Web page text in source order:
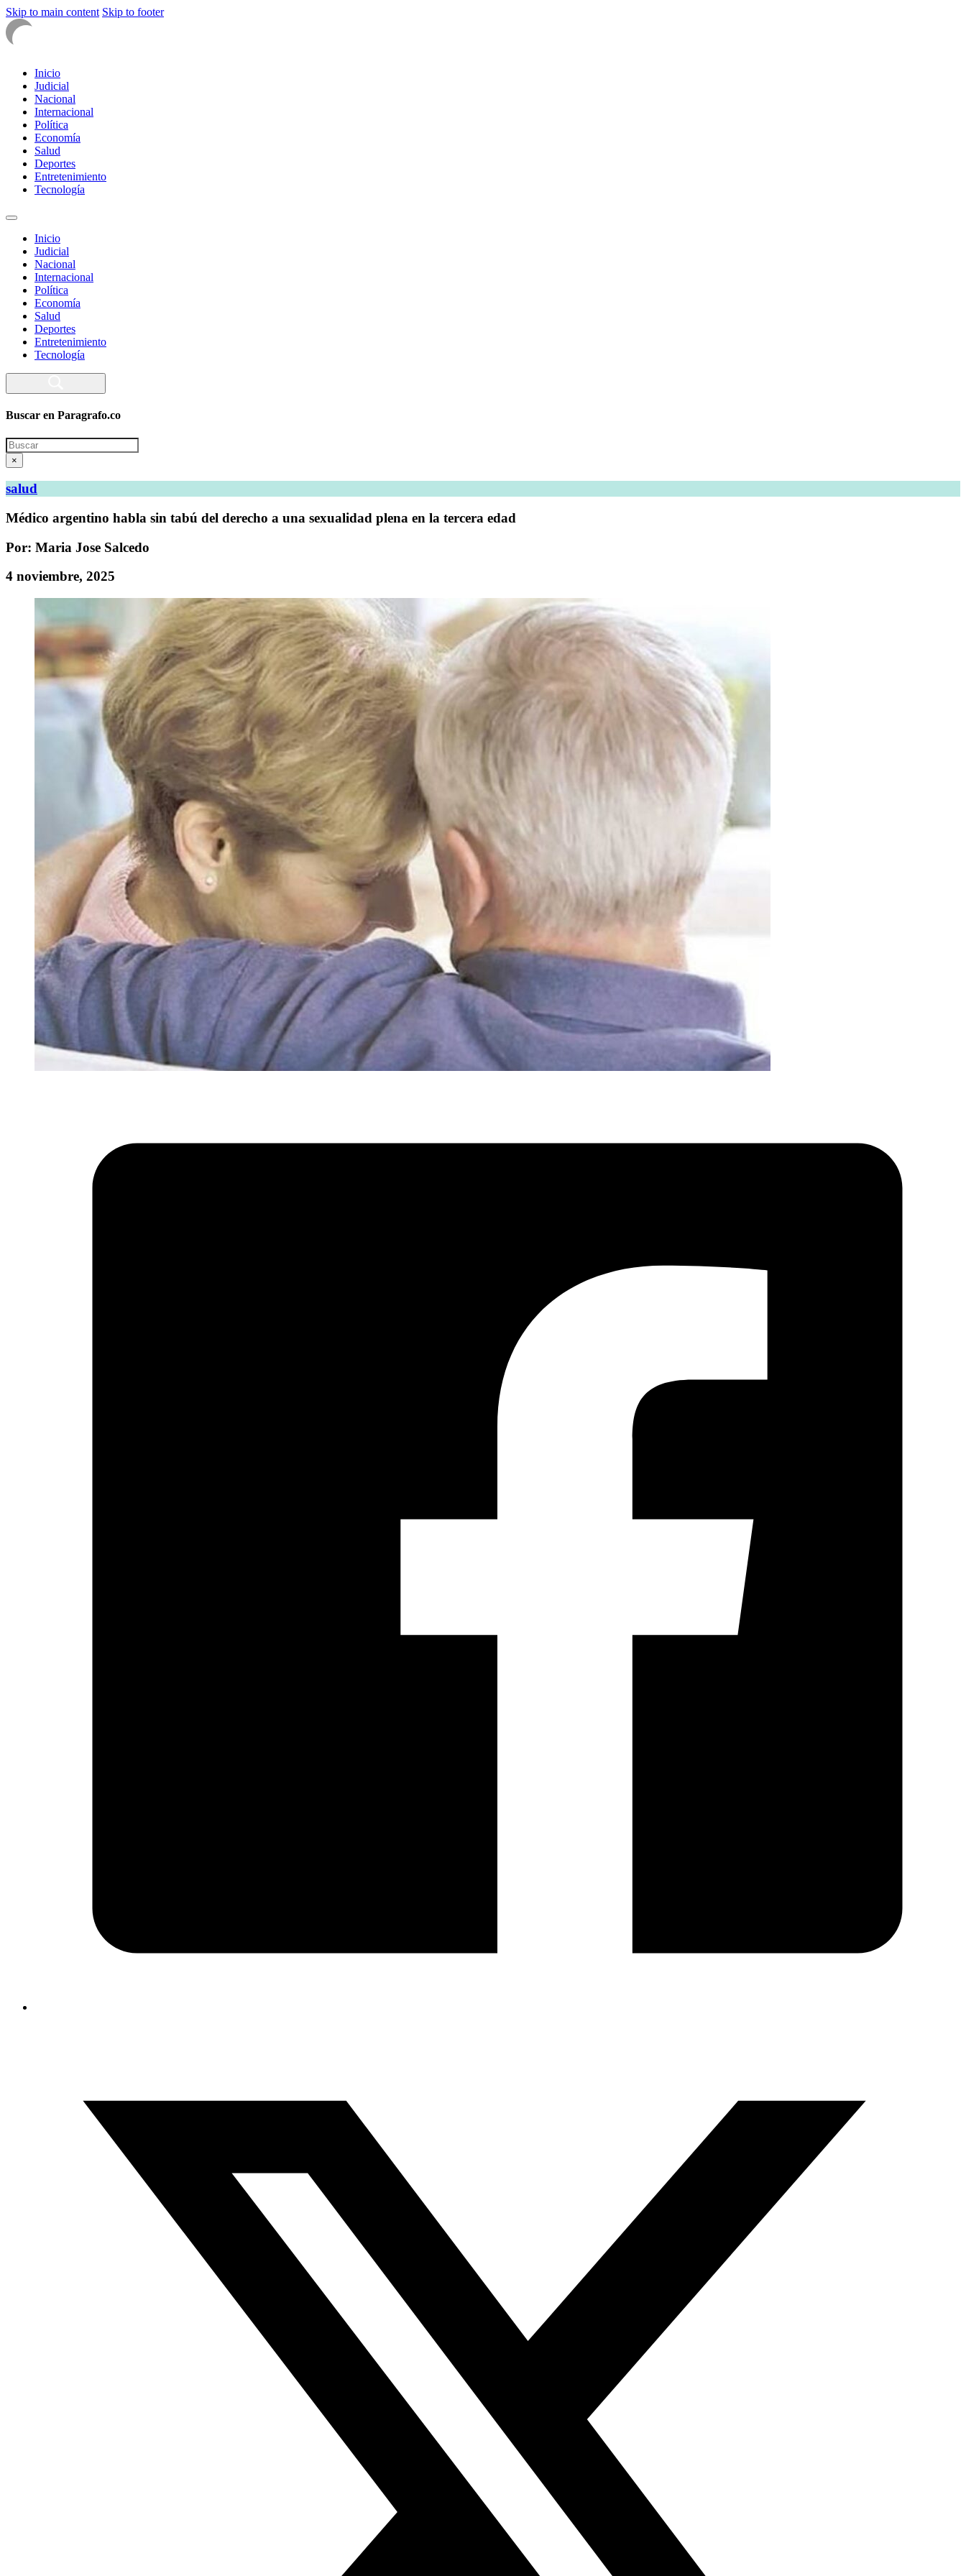
Skip to main content Skip to footer
Inicio
Judicial
Nacional
Internacional
Política
Economía
Salud
Deportes
Entretenimiento
Tecnología
Inicio
Judicial
Nacional
Internacional
Política
Economía
Salud
Deportes
Entretenimiento
Tecnología
Buscar en Paragrafo.co
Search
×
salud
Médico argentino habla sin tabú del derecho a una sexualidad plena en la tercera edad
Por: Maria Jose Salcedo
4 noviembre, 2025